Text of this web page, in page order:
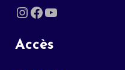
Instagram
Facebook
YouTube
Accès